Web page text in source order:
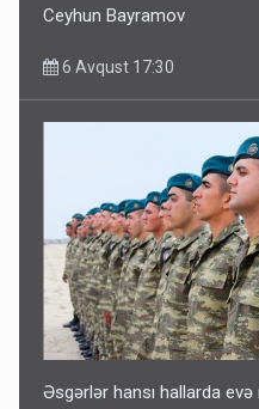
Ceyhun Bayramov
6 Avqust 17:30
Əsgərlər hansı hallarda